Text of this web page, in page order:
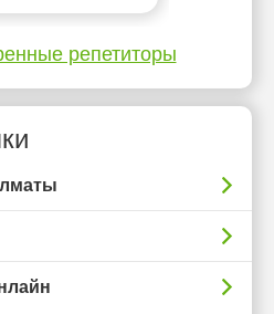
репетиторы